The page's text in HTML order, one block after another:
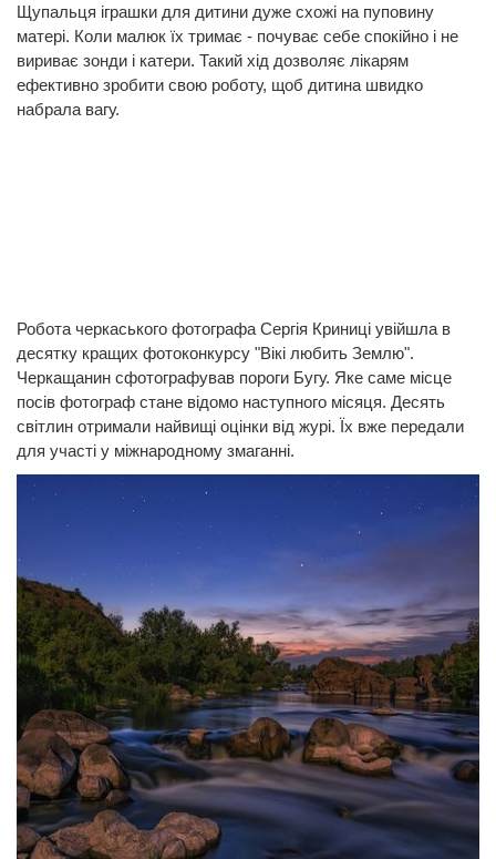
Щупальця іграшки для дитини дуже схожі на пуповину
матері. Коли малюк їх тримає - почуває себе спокійно і не
вириває зонди і катери. Такий хід дозволяє лікарям
ефективно зробити свою роботу, щоб дитина швидко
набрала вагу.
Робота черкаського фотографа Сергія Криниці увійшла в
десятку кращих фотоконкурсу "Вікі любить Землю".
Черкащанин сфотографував пороги Бугу. Яке саме місце
посів фотограф стане відомо наступного місяця. Десять
світлин отримали найвищі оцінки від журі. Їх вже передали
для участі у міжнародному змаганні.